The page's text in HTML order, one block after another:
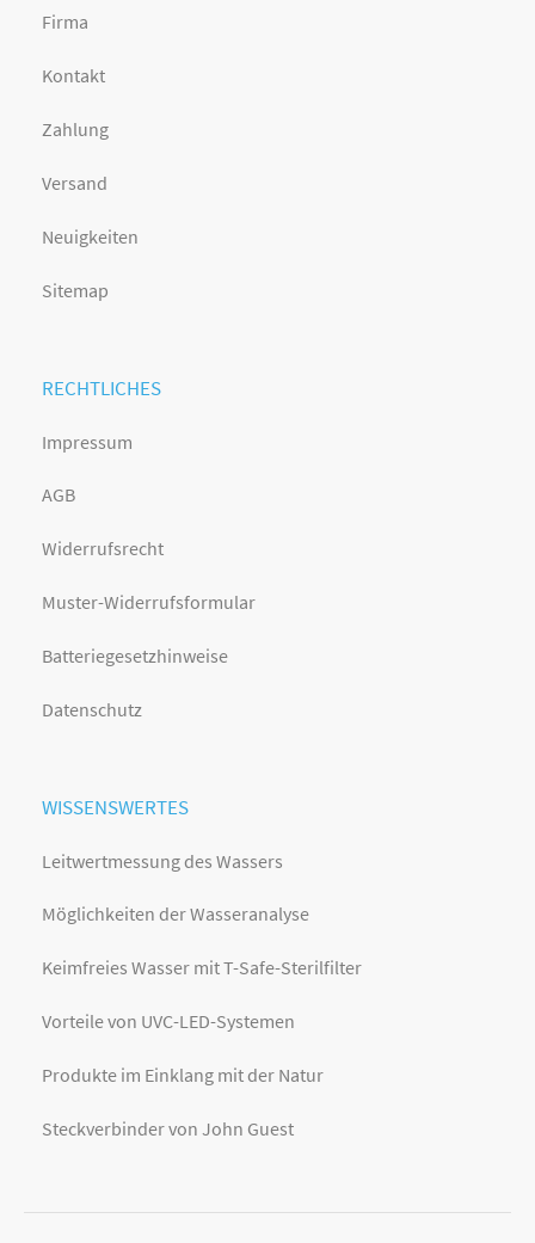
Firma
Kontakt
Zahlung
Versand
Neuigkeiten
Sitemap
RECHTLICHES
Impressum
AGB
Widerrufsrecht
Muster-Widerrufsformular
Batteriegesetzhinweise
Datenschutz
WISSENSWERTES
Leitwertmessung des Wassers
Möglichkeiten der Wasseranalyse
Keimfreies Wasser mit T-Safe-Sterilfilter
Vorteile von UVC-LED-Systemen
Produkte im Einklang mit der Natur
Steckverbinder von John Guest